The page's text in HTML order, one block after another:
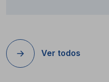
Ver todos